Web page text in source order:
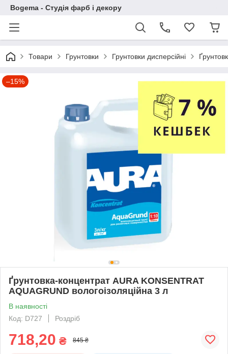
Bogema - Студія фарб і декору
Товари Грунтовки Грунтовки дисперсійні
–15%
Ґрунтовка-концентрат AURA KONSENTRAT
AQUAGRUND вологоізоляційна 3 л
В наявності
Код: D727
Роздріб
718,20 ₴ 845 ₴